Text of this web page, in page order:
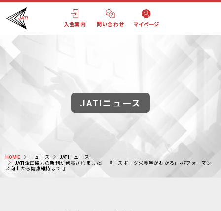
入会案内 問い合わせ マイページ
JATIニュース
HOME ニュース
JATIニュース
JATI企画協力の新刊が発売されました! 『「スポーツ栄養学がわかる」-パフォーマン
ス向上から健康維持まで-』